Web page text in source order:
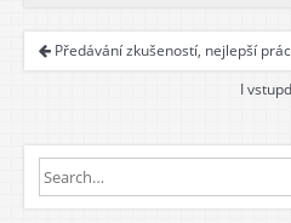
Předávání zkušeností, nejlepší
I